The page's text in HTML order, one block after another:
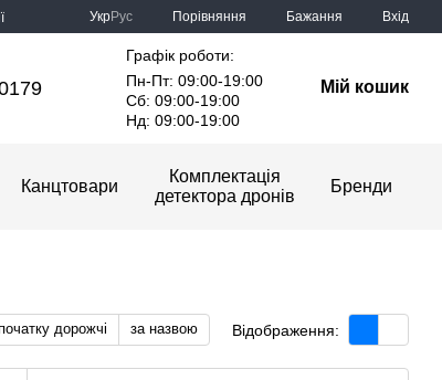
УкрРус Порівняння Бажання Вхід
Графік роботи:
Пн-Пт: 09:00-19:00
Сб: 09:00-19:00
Нд: 09:00-19:00
Мій кошик
Канцтовари
Комплектація
детектора дронів
Бренди
дорожчі за назвою Відображення: